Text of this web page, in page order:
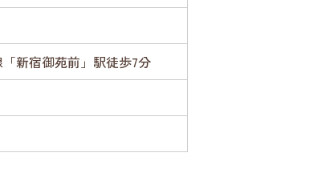
新宿御苑前」駅徒歩7分